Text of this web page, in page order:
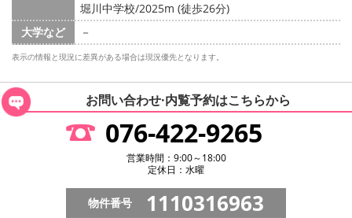
堀川中学校/2025m (徒歩26分)
大学など
－
表示の情報と現況に差異がある場合は現況優先となります。
お問い合わせ·内覧予約はこちらから
076-422-9265
営業時間：9:00～18:00
定休日：水曜
物件番号 1110316963